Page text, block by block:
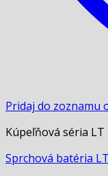
Pridaj do zoznamu
Kúpeľňová séria
Sprchová batéria